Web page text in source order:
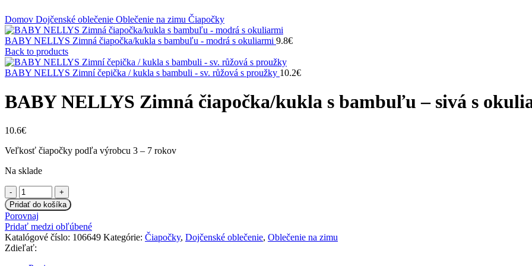
Domov Dojčenské oblečenie Oblečenie na zimu Čiapočky
BABY NELLYS Zimná čiapočka/kukla s bambuľu - modrá s okuliarmi 9.8€
Back to products
BABY NELLYS Zimní čepička / kukla s bambuli - sv. růžová s proužky 10.2€
BABY NELLYS Zimná čiapočka/kukla s bambuľu – sivá s
10.6€
Veľkosť čiapočky podľa výrobcu 3 – 7 rokov
Na sklade
množstvo
BABY
NELLYS
Zimná
čiapočka/kukla
s
bambuľu
Pridať do košíka
Porovnaj
Pridať medzi obľúbené
Katalógové číslo: 106649 Kategórie: Čiapočky, Dojčenské oblečenie, Oblečenie na zimu
Zdieľať: